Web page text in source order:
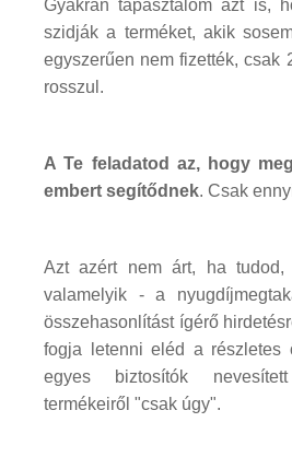
Gyakran tapasztalom azt is,
szidják a terméket, akik
egyszerűen nem fizették, csak
rosszul.
A Te feladatod az, hogy
embert segítődnek. Csak
Azt azért nem árt, ha tudod,
valamelyik - a
összehasonlítást ígérő
fogja letenni eléd a részletes
egyes biztosítók nevesített
termékeiről "csak úgy".